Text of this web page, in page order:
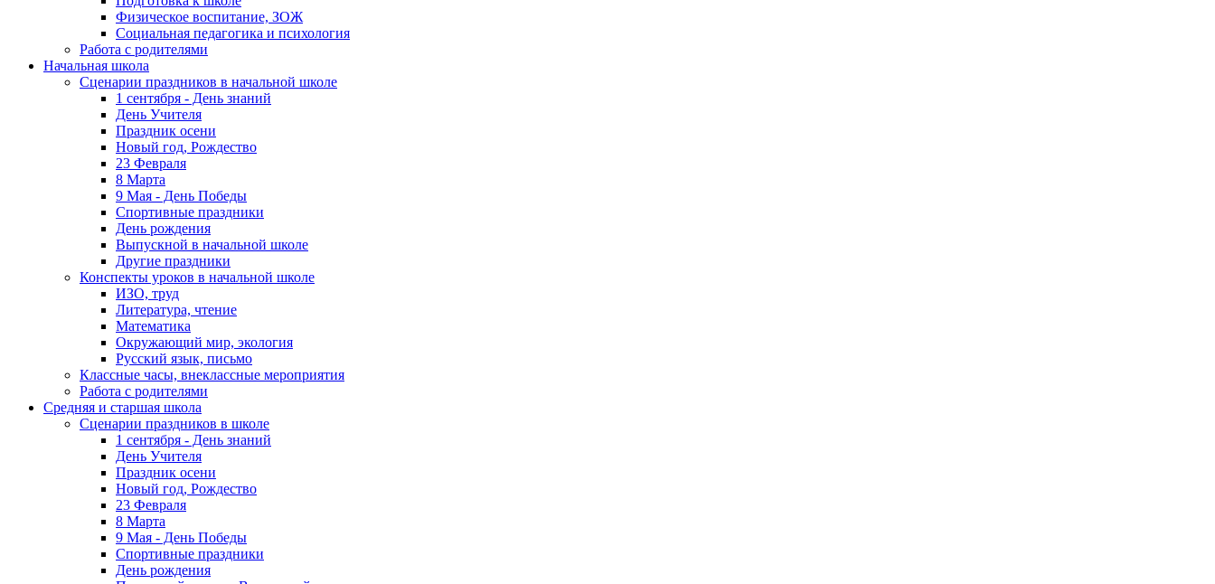
Физическое воспитание, ЗОЖ
Социальная педагогика и психология
Работа с родителями
Начальная школа
Сценарии праздников в начальной школе
1 сентября - День знаний
День Учителя
Праздник осени
Новый год, Рождество
23 Февраля
8 Марта
9 Мая - День Победы
Спортивные праздники
День рождения
Выпускной в начальной школе
Другие праздники
Конспекты уроков в начальной школе
ИЗО, труд
Литература, чтение
Математика
Окружающий мир, экология
Русский язык, письмо
Классные часы, внеклассные мероприятия
Работа с родителями
Средняя и старшая школа
Сценарии праздников в школе
1 сентября - День знаний
День Учителя
Праздник осени
Новый год, Рождество
23 Февраля
8 Марта
9 Мая - День Победы
Спортивные праздники
День рождения